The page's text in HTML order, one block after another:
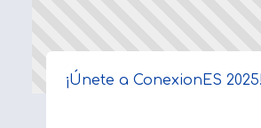
¡Únete a ConexionES 2025!